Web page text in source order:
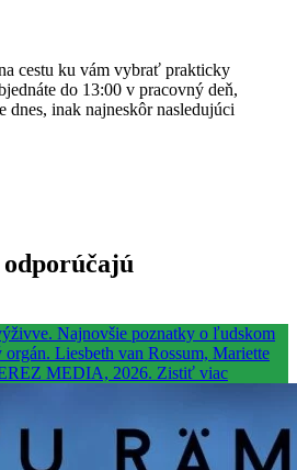
cestu ku vám vybrať prakticky
do 13:00 v pracovný deň,
dnes, inak najneskôr nasledujúci